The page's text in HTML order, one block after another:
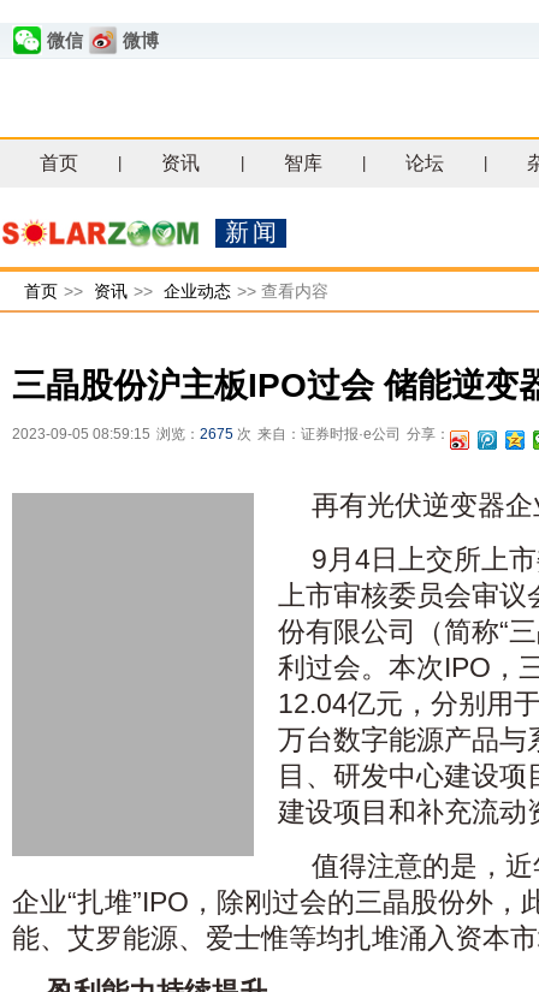
微信 微博
首页 资讯 智库 论坛
新闻
首页 >> 资讯 >> 企业动态 >> 查看内容
三晶股份沪主板IPO过会 储能逆变
2023-09-05 08:59:15 浏览： 2675 次 来自：证券时报·e公司 分享：
再有光伏逆变器
9月4日上交所上
上市审核委员会审
份有限公司（简称“
利过会。本次IPO，
12.04亿元，分别用
万台数字能源产品与
目、研发中心建设
建设项目和补充流动
值得注意的是，
企业“扎堆”IPO，除刚过会的三晶股份外，
能、艾罗能源、爱士惟等均扎堆涌入资本